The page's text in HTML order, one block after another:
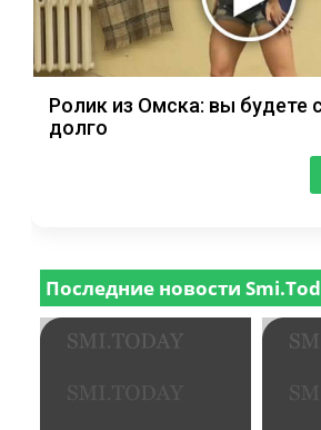
Ролик из Омска: вы будете
долго